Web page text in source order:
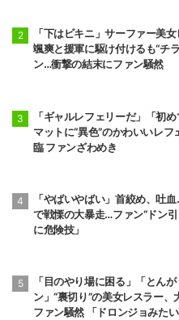
「下はビキニ」サーファー美女
颯爽と援軍に駆け付けるも“チ
ン…衝撃の結末にファン騒然
「ギャルレフェリーだ」「初
マットに“異色”のかわいいレフ
臨 ファンざわめき
「やばいやばい」首絞め、吐
で戦慄の大暴走…ファン“ドン引
に危険技」
「目のやり場に困る」「とん
ン」“裏切り”の美女レスラー、
ファン騒然 「ドロンジョみたい